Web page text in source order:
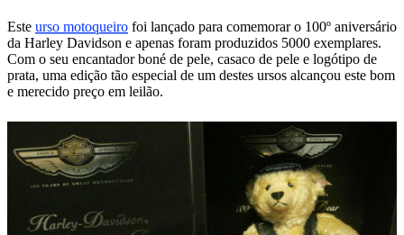
Este urso motoqueiro foi lançado para comemorar o 100º aniversário
da Harley Davidson e apenas foram produzidos 5000 exemplares.
Com o seu encantador boné de pele, casaco de pele e logótipo de
prata, uma edição tão especial de um destes ursos alcançou este bom
e merecido preço em leilão.